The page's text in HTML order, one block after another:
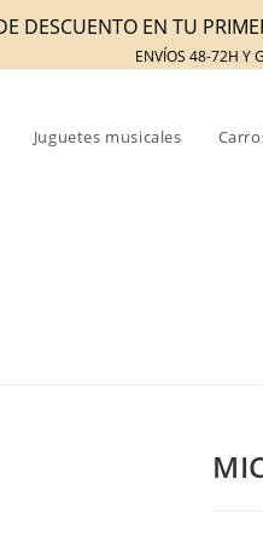
DESCUENTO EN TU
ENVÍOS 48-72H Y
Juguetes musicales